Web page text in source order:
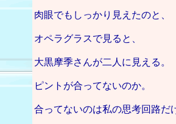
肉眼でもしっかり見えたのと、
オペラグラスで見ると、
大黒摩季さんが二人に見える。
ピントが合ってないのか。
合ってないのは私の思考回路だ